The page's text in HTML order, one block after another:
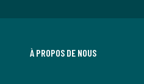
À PROPOS DE NOUS